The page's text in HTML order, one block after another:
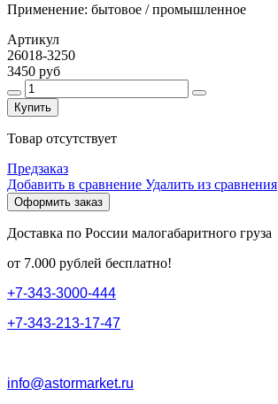
Применение: бытовое / промышленное
Артикул
26018-3250
3450 руб
Купить
Товар отсутствует
Предзаказ
Добавить в сравнение Удалить из сравнения
Оформить заказ
Доставка по России малогабаритного груза
от 7.000 рублей бесплатно!
+7-343-3000-444
+7-343-213-17-47
info@astormarket.ru